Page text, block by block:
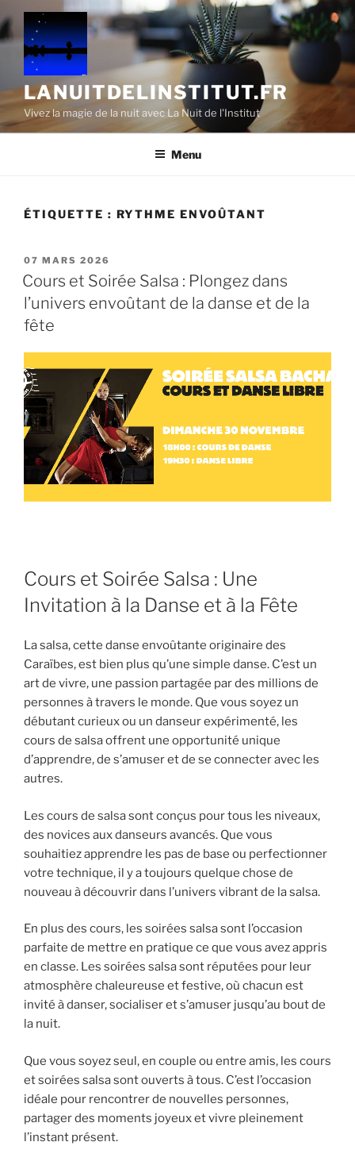
Aller
au
contenu
principal
LANUITDELINSTITUT.FR
Vivez la magie de la nuit avec La Nuit de l'Institut
Menu
ÉTIQUETTE : RYTHME ENVOÛTANT
PUBLIÉ
LE
07 MARS 2026
Cours et Soirée Salsa : Plongez dans
l’univers envoûtant de la danse et de la
fête
Cours et Soirée Salsa : Une
Invitation à la Danse et à la Fête
La salsa, cette danse envoûtante originaire des
Caraïbes, est bien plus qu’une simple danse. C’est un
art de vivre, une passion partagée par des millions de
personnes à travers le monde. Que vous soyez un
débutant curieux ou un danseur expérimenté, les
cours de salsa offrent une opportunité unique
d’apprendre, de s’amuser et de se connecter avec les
autres.
Les cours de salsa sont conçus pour tous les niveaux,
des novices aux danseurs avancés. Que vous
souhaitiez apprendre les pas de base ou perfectionner
votre technique, il y a toujours quelque chose de
nouveau à découvrir dans l’univers vibrant de la salsa.
En plus des cours, les soirées salsa sont l’occasion
parfaite de mettre en pratique ce que vous avez appris
en classe. Les soirées salsa sont réputées pour leur
atmosphère chaleureuse et festive, où chacun est
invité à danser, socialiser et s’amuser jusqu’au bout de
la nuit.
Que vous soyez seul, en couple ou entre amis, les cours
et soirées salsa sont ouverts à tous. C’est l’occasion
idéale pour rencontrer de nouvelles personnes,
partager des moments joyeux et vivre pleinement
l’instant présent.